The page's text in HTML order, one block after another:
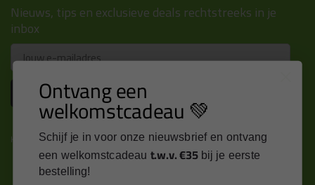
Nieuws, tips en exclusieve deals rechtstreeks in je
inbox
Email
Inschrijven
Kitcentrum is trots op:
Ontvang een
welkomstcadeau 💚
Schijf je in voor onze nieuwsbrief en ontvang
een welkomstcadeau t.w.v. €35 bij je eerste
bestelling!